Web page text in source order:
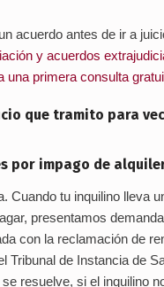
acuerdo antes de ir a
y acuerdos
una primera consulta
que tramito para
por impago de
Cuando tu inquilino lleva
presentamos
con la reclamación de
Tribunal de Instancia de
resuelve, si el inquilino